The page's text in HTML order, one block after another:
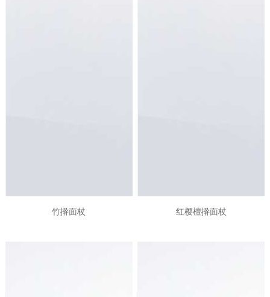
竹擀面杖 红樱檀擀面杖